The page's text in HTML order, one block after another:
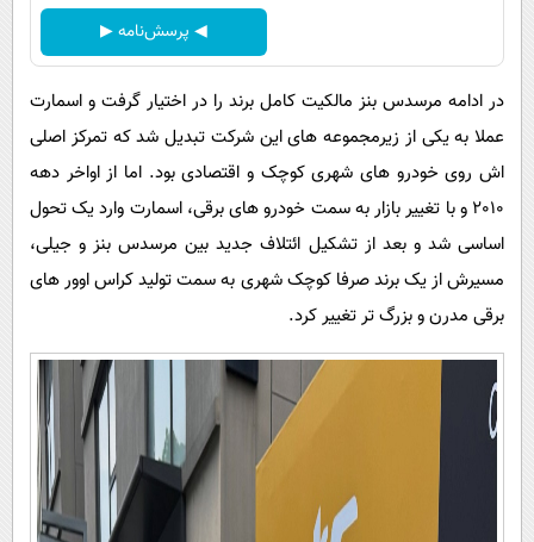
◀ پرسش‌نامه ▶
در ادامه مرسدس بنز مالکیت کامل برند را در اختیار گرفت و اسمارت
عملا به یکی از زیرمجموعه های این شرکت تبدیل شد که تمرکز اصلی
اش روی خودرو های شهری کوچک و اقتصادی بود. اما از اواخر دهه
2010 و با تغییر بازار به سمت خودرو های برقی، اسمارت وارد یک تحول
اساسی شد و بعد از تشکیل ائتلاف جدید بین مرسدس بنز و جیلی،
مسیرش از یک برند صرفا کوچک شهری به سمت تولید کراس اوور های
برقی مدرن و بزرگ تر تغییر کرد.